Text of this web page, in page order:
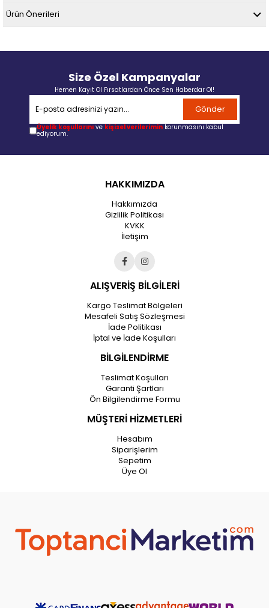
Ürün Önerileri
Size Özel Kampanyalar
Hemen Kayıt Ol Fırsatlardan Önce Sen Haberdar Ol!
Gönder
Üyelik koşullarını ve kişisel verilerimin korunmasını kabul
ediyorum.
HAKKIMIZDA
Hakkımızda
Gizlilik Politikası
KVKK
İletişim
ALIŞVERİŞ BİLGİLERİ
Kargo Teslimat Bölgeleri
Mesafeli Satış Sözleşmesi
İade Politikası
İptal ve İade Koşulları
BİLGİLENDİRME
Teslimat Koşulları
Garanti Şartları
Ön Bilgilendirme Formu
MÜŞTERİ HİZMETLERİ
Hesabım
Siparişlerim
Sepetim
Üye Ol